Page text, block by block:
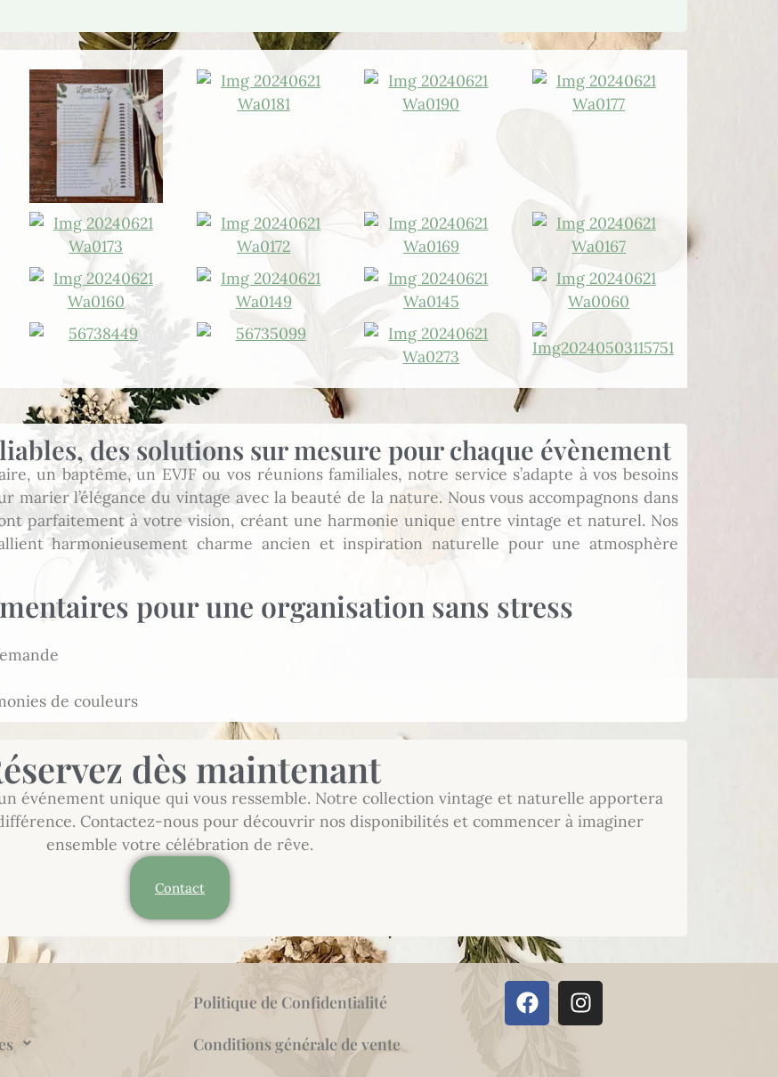
des solutions sur mesure pour chaque évènement
un baptême, un EVJF ou vos réunions familiales, notre service s’adapte à vos besoins
marier l’élégance du vintage avec la beauté de la nature. Nous vous accompagnons dans
parfaitement à votre vision, créant une harmonie unique entre vintage et naturel. Nos
harmonieusement charme ancien et inspiration naturelle pour une atmosphère
pour une organisation sans stress
de couleurs
dès maintenant
un événement unique qui vous ressemble. Notre collection vintage et naturelle apportera
Contactez-nous pour découvrir nos disponibilités et commencer à imaginer
ensemble votre célébration de rêve.
Contact
Politique de Confidentialité
Conditions générale de vente